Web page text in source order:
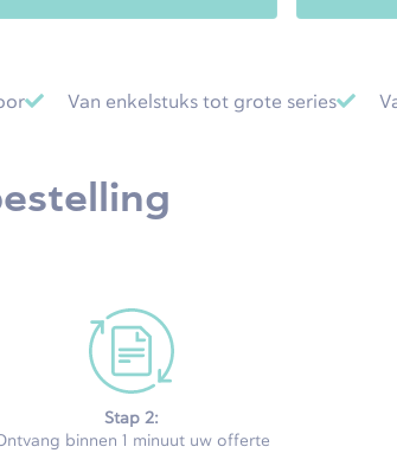
Van enkelstuks tot grote series
Stap 2:
binnen 1 minuut uw offerte